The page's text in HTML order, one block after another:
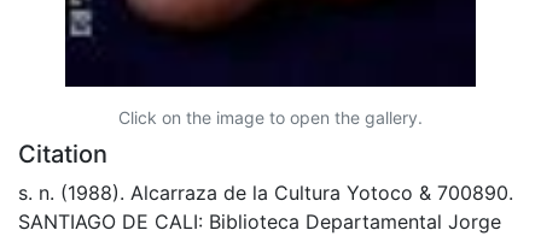
Click on the image to open the gallery.
Citation
s. n. (1988). Alcarraza de la Cultura Yotoco & 700890.
SANTIAGO DE CALI: Biblioteca Departamental Jorge